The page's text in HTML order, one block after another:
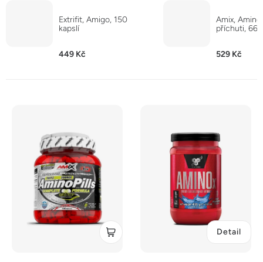
Extrifit, Amigo, 150
kapslí
449 Kč
Amix,
příchuti,
529 Kč
Detail